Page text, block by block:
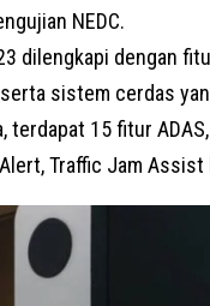
NEDC.
dilengkapi dengan
sistem cerdas
terdapat 15 fitur
Traffic Jam